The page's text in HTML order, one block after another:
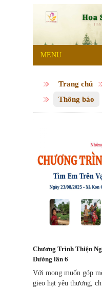
MENU
Trang chủ
Thông báo
Chương Trình Thiện
Đường lần 6
Với mong muốn góp
gieo hạt yêu thương,